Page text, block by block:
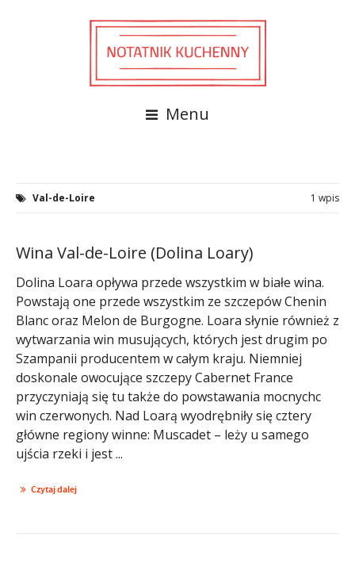
Menu
Val-de-Loire 1 wpis
Wina Val-de-Loire (Dolina Loary)
Dolina Loara opływa przede wszystkim w białe wina.
Powstają one przede wszystkim ze szczepów Chenin
Blanc oraz Melon de Burgogne. Loara słynie również z
wytwarzania win musujących, których jest drugim po
Szampanii producentem w całym kraju. Niemniej
doskonale owocujące szczepy Cabernet France
przyczyniają się tu także do powstawania mocnychc
win czerwonych. Nad Loarą wyodrębniły się cztery
główne regiony winne: Muscadet – leży u samego
ujścia rzeki i jest ...
Czytaj dalej